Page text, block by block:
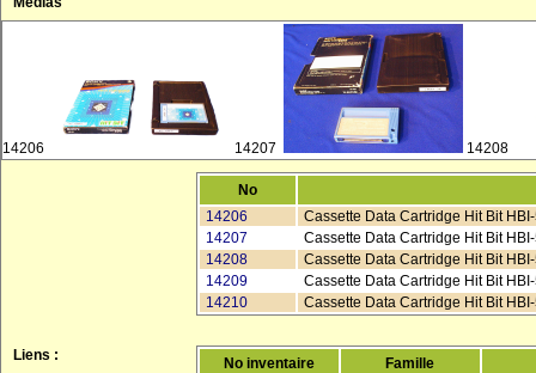
14206 14207 14208
No
14206
Cassette Data Cartridge Hit Bit
14207
Cassette Data Cartridge Hit Bit
14208
Cassette Data Cartridge Hit Bit
14209
Cassette Data Cartridge Hit Bit
14210
Cassette Data Cartridge Hit Bit
Liens : No inventaire
Famille